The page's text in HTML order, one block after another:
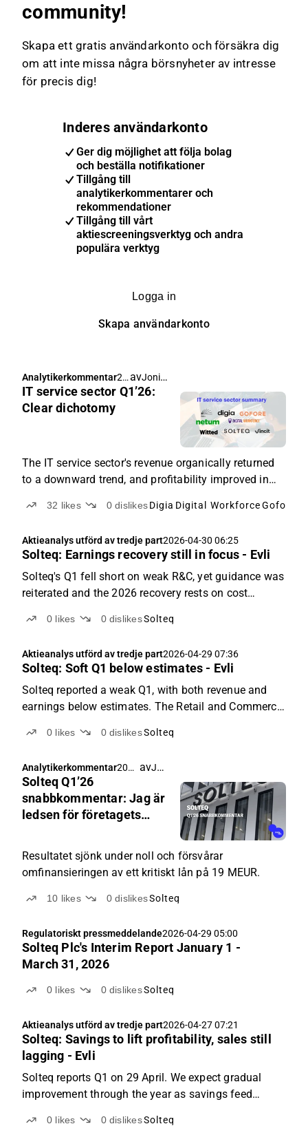
community!
Skapa ett gratis användarkonto och försäkra dig
om att inte missa några börsnyheter av intresse
för precis dig!
Inderes användarkonto
Ger dig möjlighet att följa bolag
och beställa notifikationer
Tillgång till
analytikerkommentarer och
rekommendationer
Tillgång till vårt
aktiescreeningsverktyg och andra
populära verktyg
Logga in
Skapa användarkonto
Analytikerkommentar20
26
07:
12
av Joni Grönqvist
IT service sector Q1’26:
Clear dichotomy
The IT service sector's revenue organically returned
to a downward trend, and profitability improved in
32 likes 0dislikesDigia Digital WorkforceGofore
Aktieanalys utförd av tredje part2026-04-30 06:25
Solteq: Earnings recovery still in focus - Evli
Solteq's Q1 fell short on weak R&C, yet guidance was
reiterated and the 2026 recovery rests on cost
0 likes 0 dislikesSolteq
Aktieanalys utförd av tredje part2026-04-29 07:36
Solteq: Soft Q1 below estimates - Evli
Solteq reported a weak Q1, with both revenue and
earnings below estimates. The Retail and Commerce
more than expected, while Utilities continued its
estimate...
0 likes 0 dislikesSolteq
Analytikerkommentar2026
29
06:1
8
av Joni Grönqvist
Solteq Q1’26
snabbkommentar: Jag är
ledsen för företagets
Resultatet sjönk under noll och försvårar
omfinansieringen av ett kritiskt lån på 19 MEUR.
10 likes 0dislikesSolteq
Regulatoriskt pressmeddelande2026-04-29 05:00
Solteq Plc's Interim Report January 1 -
March 31, 2026
0 likes 0 dislikesSolteq
Aktieanalys utförd av tredje part2026-04-27 07:21
Solteq: Savings to lift profitability, sales still
lagging - Evli
Solteq reports Q1 on 29 April. We expect gradual
improvement through the year as savings feed
development remains limited.
0 likes 0 dislikesSolteq